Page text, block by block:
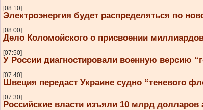
[08:10]
Электроэнергия будет распределяться по
[08:00]
Дело Коломойского о присвоении
[07:50]
У России диагностировали военную версию
[07:40]
Швеция передаст Украине судно “теневого
[07:30]
Российские власти изъяли 10 млрд долларов